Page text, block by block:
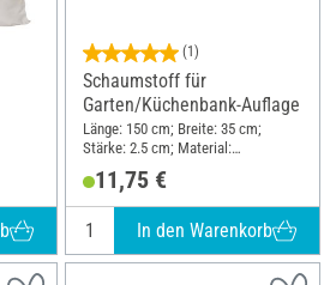
(1)
Schaumstoff für
Garten/Küchenbank-Auflage
Länge: 150 cm; Breite: 35 cm;
Stärke: 2.5 cm; Material:
11,75 €
In den Warenkorb